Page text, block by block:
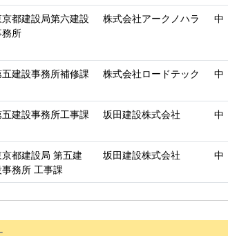
京都建設局第六建設
務所
株式会社アークノハラ 中
五建設事務所補修課 株式会社ロードテック 中
五建設事務所工事課 坂田建設株式会社 中
京都建設局 第五建
事務所 工事課
坂田建設株式会社 中